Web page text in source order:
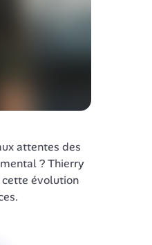
attentes des
? Thierry
cette évolution